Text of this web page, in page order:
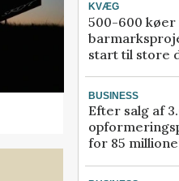
KVÆG
500-600
start til store
BUSINESS
Efter salg af
for 85